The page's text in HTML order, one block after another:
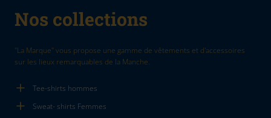
Nos collections
"La Marque" vous propose une gamme de vêtements et d'accessoires
sur les lieux remarquables de la Manche.
Tee-shirts hommes
Sweat- shirts Femmes